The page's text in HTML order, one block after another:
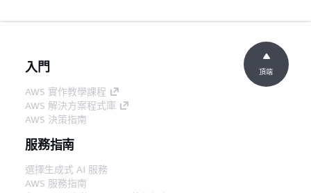
入門
AWS 實作教學課程
AWS 解決方案程式庫
AWS 決策指南
服務指南
選擇生成式 AI 服務
AWS 服務指南
頂端